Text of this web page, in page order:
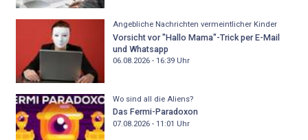
Angebliche Nachrichten vermeintlicher Kinder
Vorsicht vor "Hallo Mama"-Trick per E-Mail
und Whatsapp
06.08.2026 - 16:39Uhr
Wo sind all die Aliens?
Das Fermi-Paradoxon
07.08.2026 - 11:01 Uhr